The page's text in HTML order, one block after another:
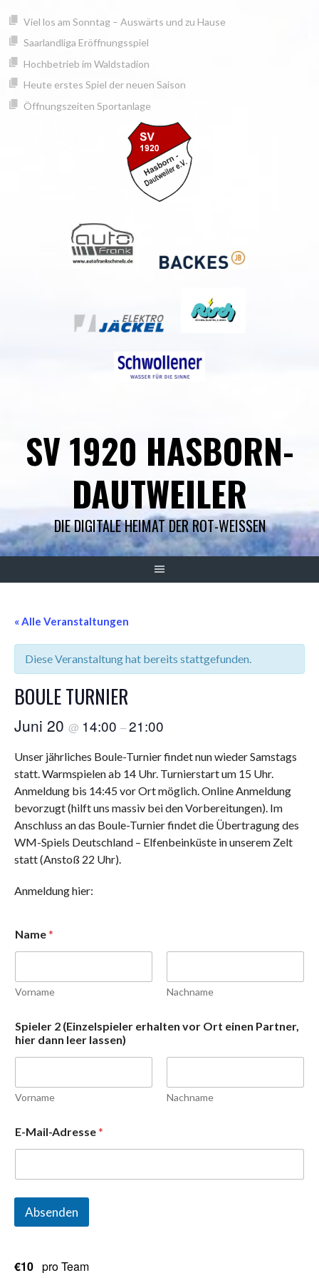
springen
zum
Inhalt
Viel los am Sonntag – Auswärts und zu Hause
Saarlandliga Eröffnungsspiel
Hochbetrieb im Waldstadion
Heute erstes Spiel der neuen Saison
Öffnungszeiten Sportanlage
SV 1920 HASBORN-
DAUTWEILER
DIE DIGITALE HEIMAT DER ROT-WEISSEN
« Alle Veranstaltungen
Diese Veranstaltung hat bereits stattgefunden.
BOULE TURNIER
Juni 20 @ 14:00 –21:00
Unser jährliches Boule-Turnier findet nun wieder Samstags
statt. Warmspielen ab 14 Uhr. Turnierstart um 15 Uhr.
Anmeldung bis 14:45 vor Ort möglich. Online Anmeldung
bevorzugt (hilft uns massiv bei den Vorbereitungen). Im
Anschluss an das Boule-Turnier findet die Übertragung des
WM-Spiels Deutschland – Elfenbeinküste in unserem Zelt
statt (Anstoß 22 Uhr).
Anmeldung hier:
Name*
Vorname Nachname
Spieler 2 (Einzelspieler erhalten vor Ort einen Partner,
hier dann leer lassen)
Vorname Nachname
E-Mail-Adresse*
Absenden
€10 pro Team